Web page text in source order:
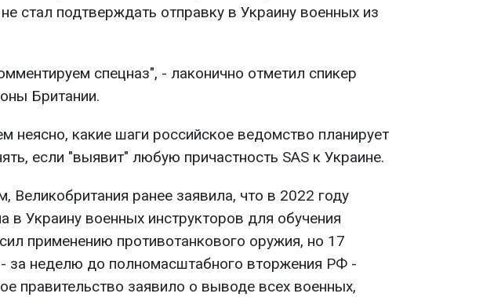
стал подтверждать отправку в Украину военных из
спецназ", - лаконично отметил спикер
Британии.
неясно, какие шаги российское ведомство планирует
если "выявит" любую причастность SAS к Украине.
Великобритания ранее заявила, что в 2022 году
в Украину военных инструкторов для обучения
применению противотанкового оружия, но 17
за неделю до полномасштабного вторжения РФ -
правительство заявило о выводе всех военных,